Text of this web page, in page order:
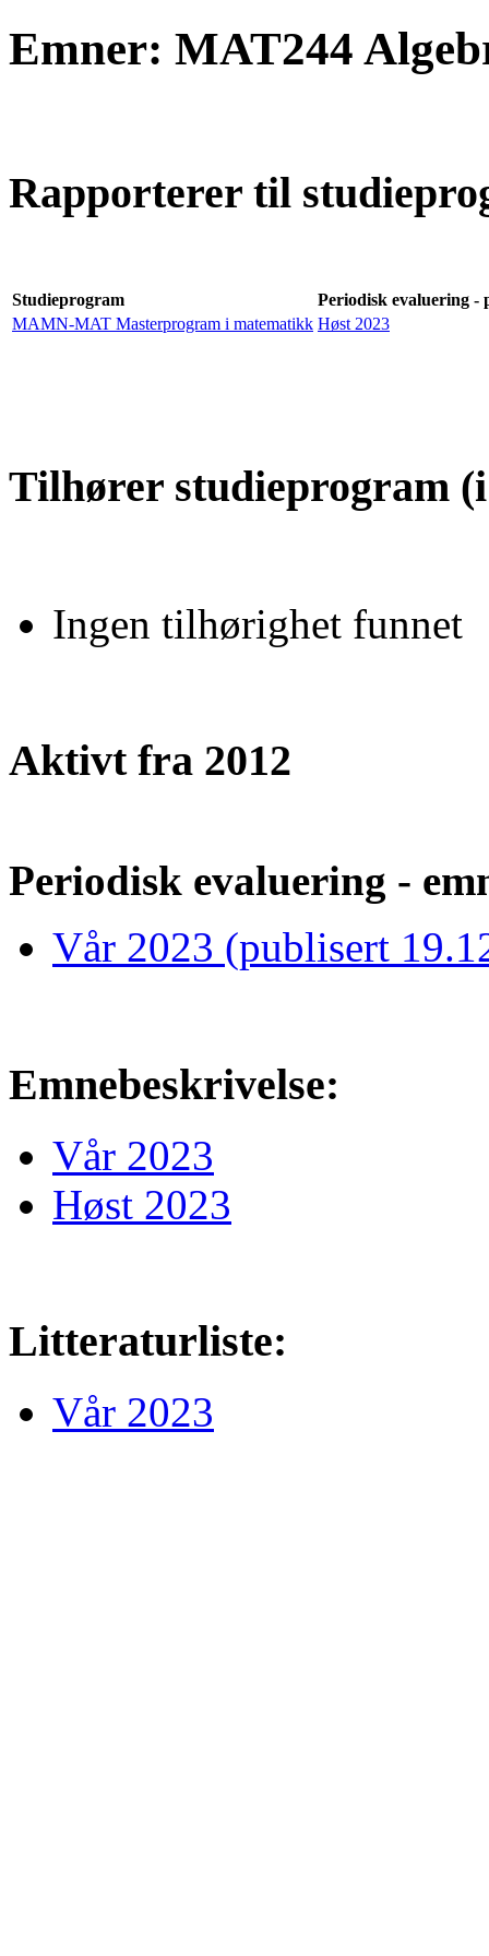
Emner: MAT244
Rapporterer til
Studieprogram
Periodisk evaluering -
MAMN-MAT Masterprogram i matematikk Høst 2023
Tilhører studieprogram
Ingen tilhørighet funnet
Aktivt fra 2012
Periodisk evaluering -
Vår 2023 (publisert
Emnebeskrivelse:
Vår 2023
Høst 2023
Litteraturliste:
Vår 2023